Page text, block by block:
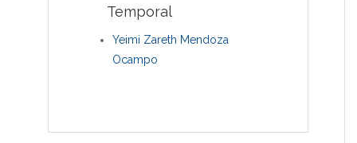
Temporal
Yeimi Zareth Mendoza
Ocampo